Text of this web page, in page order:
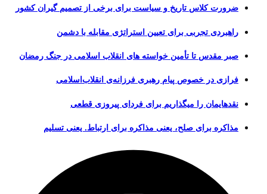
ضرورت کلاس تاریخ و سیاست برای برخی از تصمیم گیران کشور
راهبردی تجربی برای تعیین استراتژی مقابله با دشمن
صبر مقدس تا تأمین خواسته های انقلاب اسلامی در جنگ رمضان
فرازی در خصوص پیام رهبری فرزانه‌ی انقلاب‌اسلامی
نقدهایمان را میگذاریم برای فردای پیروزی قطعی
مذاکره برای صلح، یعنی مذاکره برای ارتباط. یعنی تسلیم